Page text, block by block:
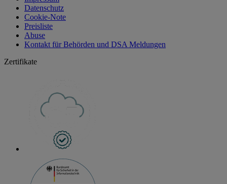
Datenschutz
Cookie-Note
Preisliste
Abuse
Kontakt für Behörden und DSA Meldungen
Zertifikate